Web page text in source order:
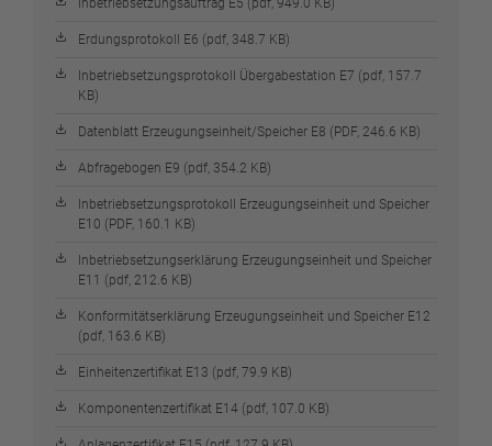
Inbetriebsetzungsauftrag E5 (pdf, 949.0 KB)
Erdungsprotokoll E6 (pdf, 348.7 KB)
Inbetriebsetzungsprotokoll Übergabestation E7 (pdf, 157.7
KB)
Datenblatt Erzeugungseinheit/Speicher E8 (PDF, 246.6 KB)
Abfragebogen E9 (pdf, 354.2 KB)
Inbetriebsetzungsprotokoll Erzeugungseinheit und Speicher
E10 (PDF, 160.1 KB)
Inbetriebsetzungserklärung Erzeugungseinheit und Speicher
E11 (pdf, 212.6 KB)
Konformitätserklärung Erzeugungseinheit und Speicher E12
(pdf, 163.6 KB)
Einheitenzertifikat E13 (pdf, 79.9 KB)
Komponentenzertifikat E14 (pdf, 107.0 KB)